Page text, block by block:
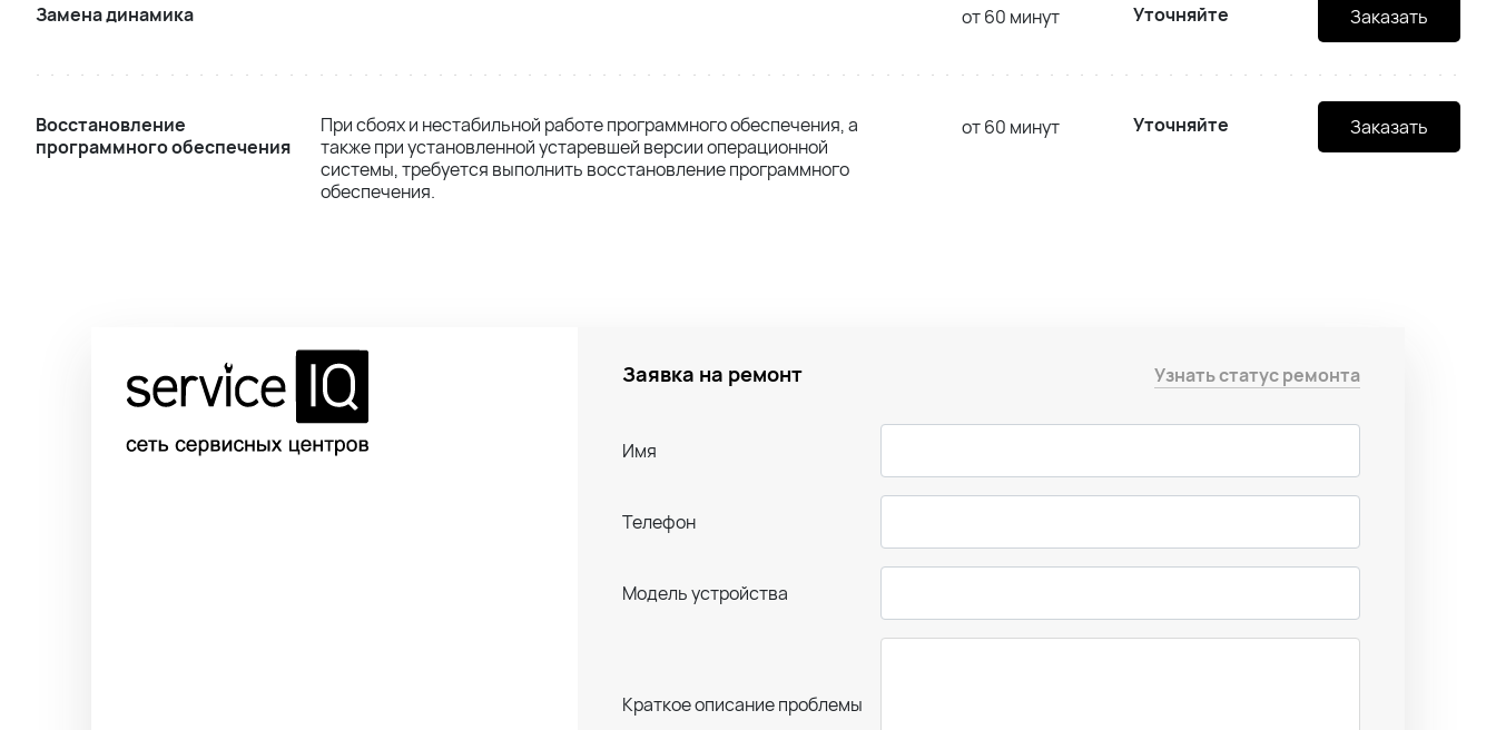
Замена динамика от 60 минут Уточняйте Заказать
Восстановление
программного обеспечения
от 60 минут
При сбоях и нестабильной работе программного обеспечения, а
также при установленной устаревшей версии операционной
системы, требуется выполнить восстановление программного
обеспечения.
Уточняйте Заказать
Заявка на ремонт Узнать статус ремонта
Имя
Телефон
Модель устройства
Краткое описание проблемы